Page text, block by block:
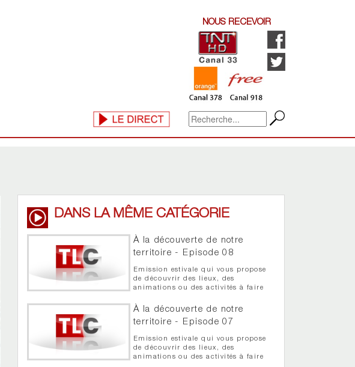
NOUS RECEVOIR
DANS LA MÊME CATÉGORIE
À la découverte de notre
territoire - Episode 08
Emission estivale qui vous propose
de découvrir des lieux, des
animations ou des activités à faire
08 - La ferme Ani'May au May-sur-
À la découverte de notre
territoire - Episode 07
Emission estivale qui vous propose
de découvrir des lieux, des
animations ou des activités à faire